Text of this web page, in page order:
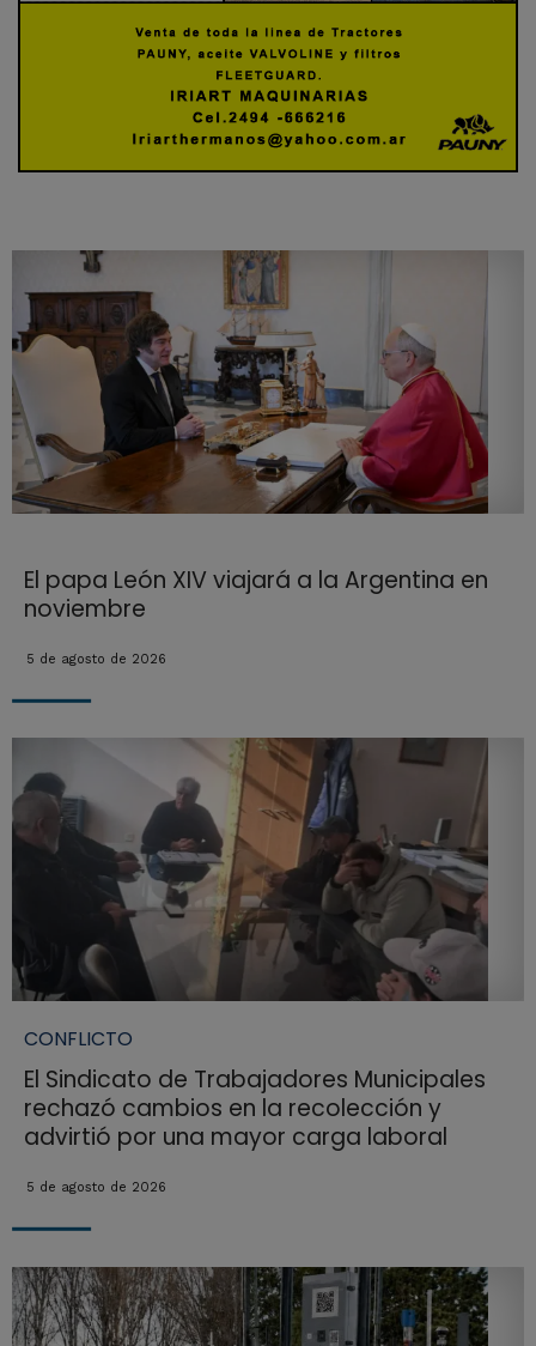
El papa León XIV viajará a la Argentina en
noviembre
5 de agosto de 2026
CONFLICTO
El Sindicato de Trabajadores Municipales
rechazó cambios en la recolección y
advirtió por una mayor carga laboral
5 de agosto de 2026